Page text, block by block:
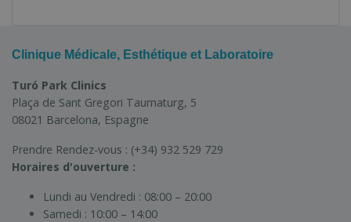
Clinique Médicale, Esthétique et Laboratoire
Turó Park Clinics
Plaça de Sant Gregori Taumaturg, 5
08021 Barcelona, Espagne
Prendre Rendez-vous : (+34) 932 529 729
Horaires d'ouverture :
Lundi au Vendredi : 08:00 – 20:00
Samedi : 10:00 – 14:00